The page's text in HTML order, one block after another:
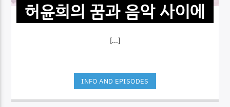
허윤희의 꿈과 음악 사이에
[...]
INFO AND EPISODES